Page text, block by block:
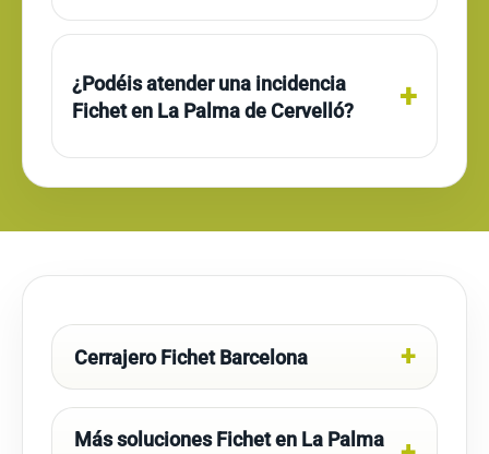
¿Podéis atender una incidencia
Fichet en La Palma de Cervelló?
Cerrajero Fichet Barcelona
Más soluciones Fichet en La Palma